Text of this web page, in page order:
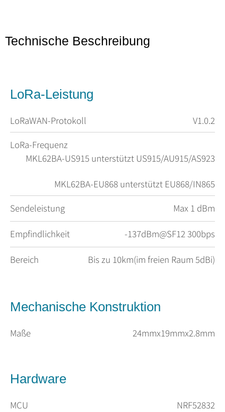
Technische Beschreibung
LoRa-Leistung
LoRaWAN-Protokoll
V1.0.2
LoRa-Frequenz
MKL62BA-US915 unterstützt US915/AU915/AS923
MKL62BA-EU868 unterstützt EU868/IN865
Sendeleistung
Max 1 dBm
Empfindlichkeit -137dBm@SF12 300bps
Bereich Bis zu 10km(im freien Raum 5dBi)
Mechanische Konstruktion
Maße 24mmx19mmx2.8mm
Hardware
MCU
NRF52832